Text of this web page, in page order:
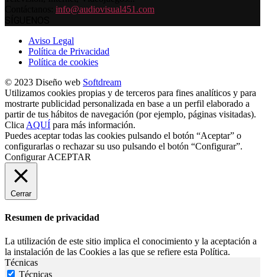
info@audiovisual451.com
Aviso Legal
Política de Privacidad
Política de cookies
© 2023 Diseño web Softdream
Utilizamos cookies propias y de terceros para fines analíticos y para
mostrarte publicidad personalizada en base a un perfil elaborado a
partir de tus hábitos de navegación (por ejemplo, páginas visitadas).
Clica AQUÍ para más información.
Puedes aceptar todas las cookies pulsando el botón “Aceptar” o
configurarlas o rechazar su uso pulsando el botón “Configurar”.
Configurar ACEPTAR
Cerrar
Resumen de privacidad
La utilización de este sitio implica el conocimiento y la aceptación a
la instalación de las Cookies a las que se refiere esta Política.
Técnicas
Técnicas